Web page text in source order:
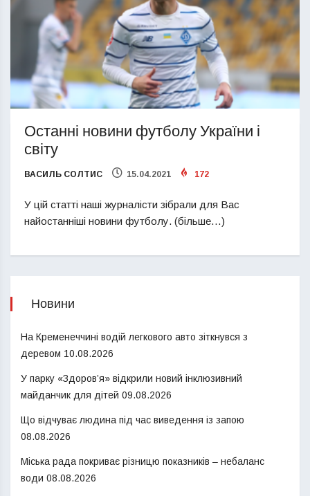
Останні новини футболу України і
світу
ВАСИЛЬ СОЛТИС 15.04.2021 172
У цій статті наші журналісти зібрали для Вас
найостанніші новини футболу. (більше…)
Новини
На Кременеччині водій легкового авто зіткнувся з
деревом 10.08.2026
У парку «Здоров’я» відкрили новий інклюзивний
майданчик для дітей 09.08.2026
Що відчуває людина під час виведення із запою
08.08.2026
Міська рада покриває різницю показників – небаланс
води 08.08.2026